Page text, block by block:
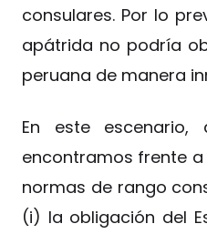
consulares. Por lo
apátrida no podría
peruana de manera
En este escenario,
encontramos frente
normas de rango
(i) la obligación del